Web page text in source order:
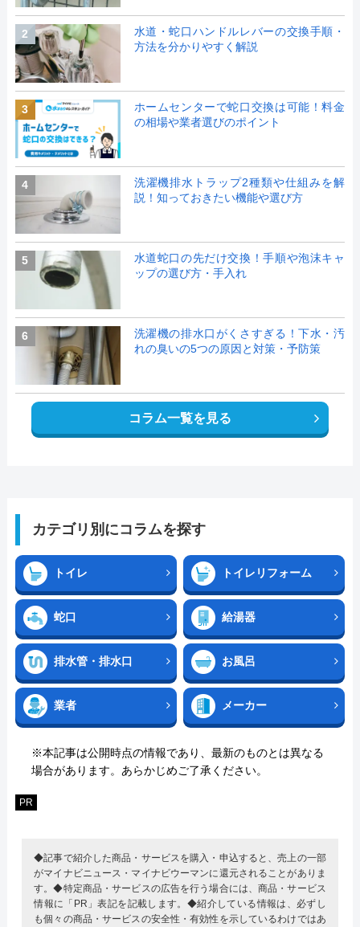
2
水道・蛇口ハンドルレバーの交換手順・
方法を分かりやすく解説
3
ホームセンターで蛇口交換は可能！料金
の相場や業者選びのポイント
4
洗濯機排水トラップ2種類や仕組みを解
説！知っておきたい機能や選び方
5
水道蛇口の先だけ交換！手順や泡沫キャ
ップの選び方・手入れ
6
洗濯機の排水口がくさすぎる！下水・汚
れの臭いの5つの原因と対策・予防策
コラム一覧を見る
カテゴリ別にコラムを探す
トイレ トイレリフォーム
蛇口 給湯器
排水管・排水口 お風呂
業者 メーカー
※本記事は公開時点の情報であり、最新のものとは異なる
場合があります。あらかじめご了承ください。
PR
◆記事で紹介した商品・サービスを購入・申込すると、売上の一部
がマイナビニュース・マイナビウーマンに還元されることがありま
す。◆特定商品・サービスの広告を行う場合には、商品・サービス
情報に「PR」表記を記載します。◆紹介している情報は、必ずし
も個々の商品・サービスの安全性・有効性を示しているわけではあ